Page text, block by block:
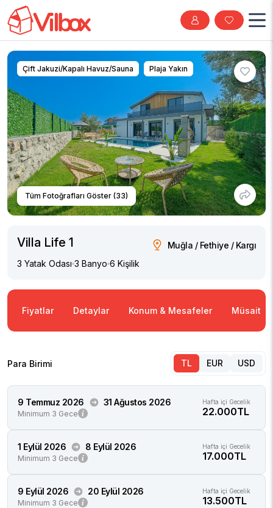
Tüm Fotoğrafları Göster (33)
Çift Jakuzi/Kapalı Havuz/Sauna Plaja Yakın
Villa Life 1
Muğla / Fethiye / Kargı
3 Yatak Odası 3 Banyo 6 Kişilik
Fiyatlar Detaylar Konum & Mesafeler Müsaitlik
Para Birimi TL EUR USD
9 Temmuz 2026 31 Ağustos 2026
Minimum 3 Gece
Hafta içi Gecelik
22.000TL
1 Eylül 2026 8 Eylül 2026
Minimum 3 Gece
Hafta içi Gecelik
17.000TL
9 Eylül 2026 20 Eylül 2026
Minimum 3 Gece
Hafta içi Gecelik
13.500TL